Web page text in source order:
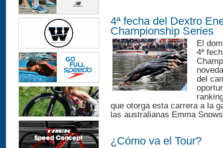
4ª fecha del Dextro
Championship Series
El
4ª
del
que otorga esta carrera a la
las australianas Emma
¿Cómo va el Tour?